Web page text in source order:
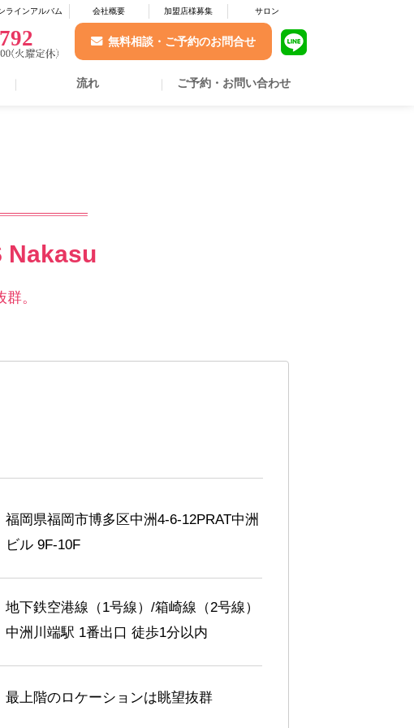
ラインアルバム 会社概要 加盟店様募集 サロン
無料相談・ご予約のお問合せ
流れ ご予約・お問い合わせ
Nakasu
。
福岡県福岡市博多区中洲4-6-12PRAT中洲
ビル 9F-10F
地下鉄空港線（1号線）/箱崎線（2号線）
中洲川端駅 1番出口 徒歩1分以内
最上階のロケーションは眺望抜群